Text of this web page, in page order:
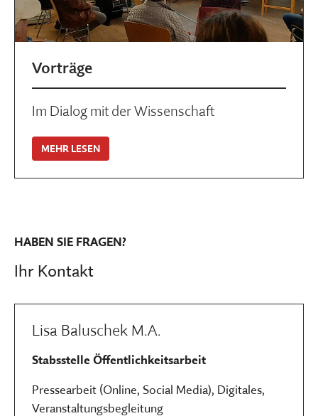
Vorträge
Im Dialog mit der Wissenschaft
MEHR LESEN
Ihr Kontakt
HABEN SIE FRAGEN?
Lisa Baluschek M.A.
Stabsstelle Öffentlichkeitsarbeit
Pressearbeit (Online, Social Media), Digitales,
Veranstaltungsbegleitung